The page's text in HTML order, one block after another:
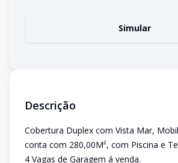
Simular
Descrição
Cobertura Duplex com Vista Mar,
conta com 280,00M², com Piscina e
4 Vagas de Garagem á venda.